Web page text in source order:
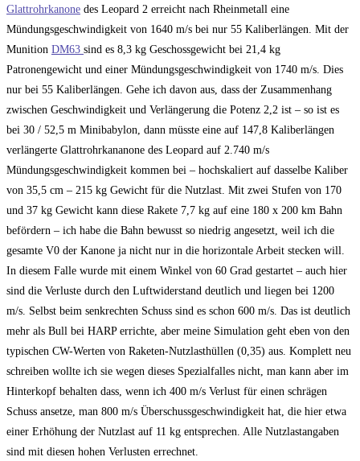
Glattrohrkanone des Leopard 2 erreicht nach Rheinmetall eine
Mündungsgeschwindigkeit von 1640 m/s bei nur 55 Kaliberlängen. Mit der
Munition DM63 sind es 8,3 kg Geschossgewicht bei 21,4 kg
Patronengewicht und einer Mündungsgeschwindigkeit von 1740 m/s. Dies
nur bei 55 Kaliberlängen. Gehe ich davon aus, dass der Zusammenhang
zwischen Geschwindigkeit und Verlängerung die Potenz 2,2 ist – so ist es
bei 30 / 52,5 m Minibabylon, dann müsste eine auf 147,8 Kaliberlängen
verlängerte Glattrohrkananone des Leopard auf 2.740 m/s
Mündungsgeschwindigkeit kommen bei – hochskaliert auf dasselbe Kaliber
von 35,5 cm – 215 kg Gewicht für die Nutzlast. Mit zwei Stufen von 170
und 37 kg Gewicht kann diese Rakete 7,7 kg auf eine 180 x 200 km Bahn
befördern – ich habe die Bahn bewusst so niedrig angesetzt, weil ich die
gesamte V0 der Kanone ja nicht nur in die horizontale Arbeit stecken will.
In diesem Falle wurde mit einem Winkel von 60 Grad gestartet – auch hier
sind die Verluste durch den Luftwiderstand deutlich und liegen bei 1200
m/s. Selbst beim senkrechten Schuss sind es schon 600 m/s. Das ist deutlich
mehr als Bull bei HARP errichte, aber meine Simulation geht eben von den
typischen CW-Werten von Raketen-Nutzlasthüllen (0,35) aus. Komplett neu
schreiben wollte ich sie wegen dieses Spezialfalles nicht, man kann aber im
Hinterkopf behalten dass, wenn ich 400 m/s Verlust für einen schrägen
Schuss ansetze, man 800 m/s Überschussgeschwindigkeit hat, die hier etwa
einer Erhöhung der Nutzlast auf 11 kg entsprechen. Alle Nutzlastangaben
sind mit diesen hohen Verlusten errechnet.